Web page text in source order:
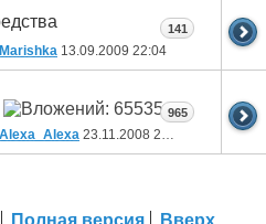
Marishka 13.09.2009 22:04
141
Alexa_Alexa 23.11.2008 23:06
965